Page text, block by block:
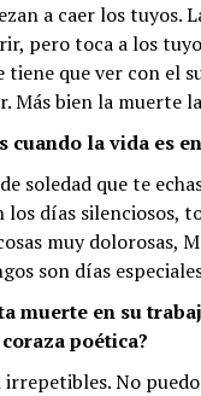
a caer los tuyos.
pero toca a los
tiene que ver con el
Más bien la muerte
cuando la vida es
soledad que te
los días silenciosos,
muy dolorosas,
son días
muerte en su
poética?
No